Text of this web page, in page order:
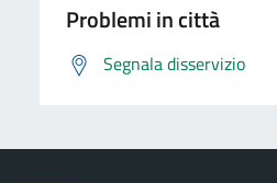
Problemi in città
Segnala disservizio